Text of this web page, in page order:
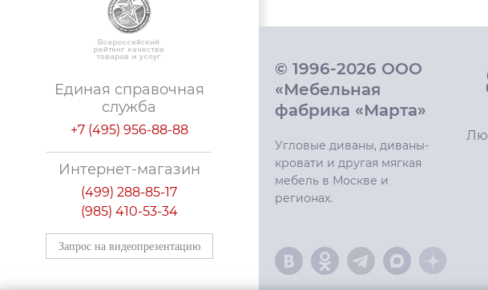
Единая справочная
служба
+7 (495) 956-88-88
Интернет-магазин
(499) 288-85-17
(985) 410-53-34
Запрос на видеопрезентацию
© 1996-2026 ООО
«Мебельная
фабрика «Марта»
Угловые диваны, диваны-
кровати и другая мягкая
мебель в Москве и
регионах.